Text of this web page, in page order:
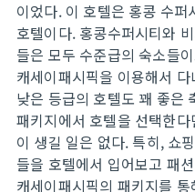
이었다. 이 호텔은 홍콩 수
호텔이다. 홍콩수퍼시티와
들은 모두 수준급의 숙소들
캐세이패시픽을 이용해서
낮은 등급의 호텔도 꽤 좋은
패키지에서 호텔을 선택한
이 생길 일은 없다. 특히, 쇼
들을 호텔에서 입어보고 패
캐세이패시픽의 패키지를